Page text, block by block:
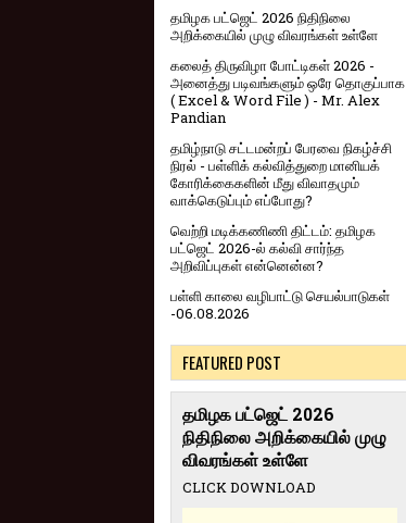
தமிழக பட்ஜெட் 2026 நிதிநிலை
அறிக்கையில் முழு விவரங்கள் உள்ளே
கலைத் திருவிழா போட்டிகள் 2026 -
அனைத்து படிவங்களும் ஒரே தொகுப்பாக
( Excel & Word File ) - Mr. Alex
Pandian
தமிழ்நாடு சட்டமன்றப் பேரவை நிகழ்ச்சி
நிரல் - பள்ளிக் கல்வித்துறை மானியக்
கோரிக்கைகளின் மீது விவாதமும்
வாக்கெடுப்பும் எப்போது?
வெற்றி மடிக்கணிணி திட்டம்: தமிழக
பட்ஜெட் 2026-ல் கல்வி சார்ந்த
அறிவிப்புகள் என்னென்ன?
பள்ளி காலை வழிபாட்டு செயல்பாடுகள்
-06.08.2026
FEATURED POST
தமிழக பட்ஜெட் 2026
நிதிநிலை அறிக்கையில் முழு
விவரங்கள் உள்ளே
CLICK DOWNLOAD